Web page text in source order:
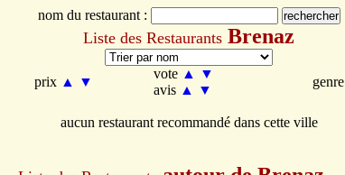
nom du restaurant :
Liste des Restaurants Brenaz
prix ▲ ▼
vote ▲
▼
avis ▲ ▼
genre
aucun restaurant recommandé dans cette ville